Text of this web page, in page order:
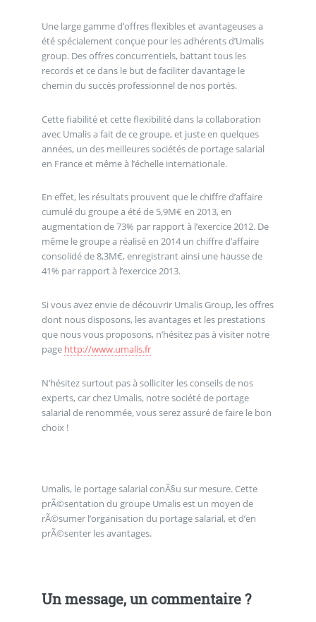
Une large gamme d’offres flexibles et avantageuses a
été spécialement conçue pour les adhérents d’Umalis
group. Des offres concurrentiels, battant tous les
records et ce dans le but de faciliter davantage le
chemin du succès professionnel de nos portés.
Cette fiabilité et cette flexibilité dans la collaboration
avec Umalis a fait de ce groupe, et juste en quelques
années, un des meilleures sociétés de portage salarial
en France et même à l’échelle internationale.
En effet, les résultats prouvent que le chiffre d’affaire
cumulé du groupe a été de 5,9M€ en 2013, en
augmentation de 73% par rapport à l’exercice 2012. De
même le groupe a réalisé en 2014 un chiffre d’affaire
consolidé de 8,3M€, enregistrant ainsi une hausse de
41% par rapport à l’exercice 2013.
Si vous avez envie de découvrir Umalis Group, les offres
dont nous disposons, les avantages et les prestations
que nous vous proposons, n’hésitez pas à visiter notre
page http://www.umalis.fr
N’hésitez surtout pas à solliciter les conseils de nos
experts, car chez Umalis, notre société de portage
salarial de renommée, vous serez assuré de faire le bon
choix !
Umalis, le portage salarial conÃ§u sur mesure. Cette
prÃ©sentation du groupe Umalis est un moyen de
rÃ©sumer l’organisation du portage salarial, et d’en
prÃ©senter les avantages.
Un message, un commentaire ?